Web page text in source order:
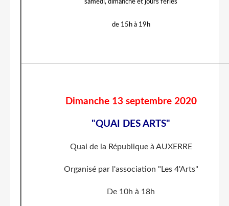
de 15h à 19h
Dimanche 13 septembre 2020
"QUAI DES ARTS"
Quai de la République à AUXERRE
Organisé par l'association "Les 4'Arts"
De 10h à 18h